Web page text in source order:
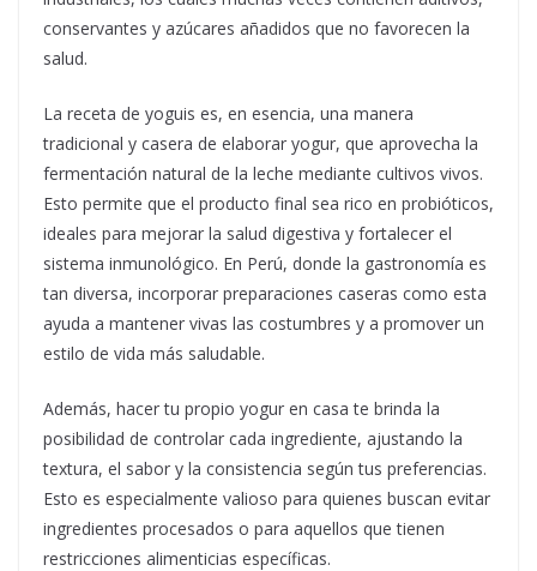
conservantes y azúcares añadidos que no favorecen la
salud.
La receta de yoguis es, en esencia, una manera
tradicional y casera de elaborar yogur, que aprovecha la
fermentación natural de la leche mediante cultivos vivos.
Esto permite que el producto final sea rico en probióticos,
ideales para mejorar la salud digestiva y fortalecer el
sistema inmunológico. En Perú, donde la gastronomía es
tan diversa, incorporar preparaciones caseras como esta
ayuda a mantener vivas las costumbres y a promover un
estilo de vida más saludable.
Además, hacer tu propio yogur en casa te brinda la
posibilidad de controlar cada ingrediente, ajustando la
textura, el sabor y la consistencia según tus preferencias.
Esto es especialmente valioso para quienes buscan evitar
ingredientes procesados o para aquellos que tienen
restricciones alimenticias específicas.